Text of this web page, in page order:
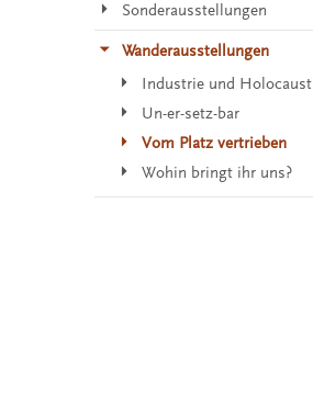
Sonderausstellungen
Wanderausstellungen
Industrie und Holocaust
Un-er-setz-bar
Vom Platz vertrieben
Wohin bringt ihr uns?